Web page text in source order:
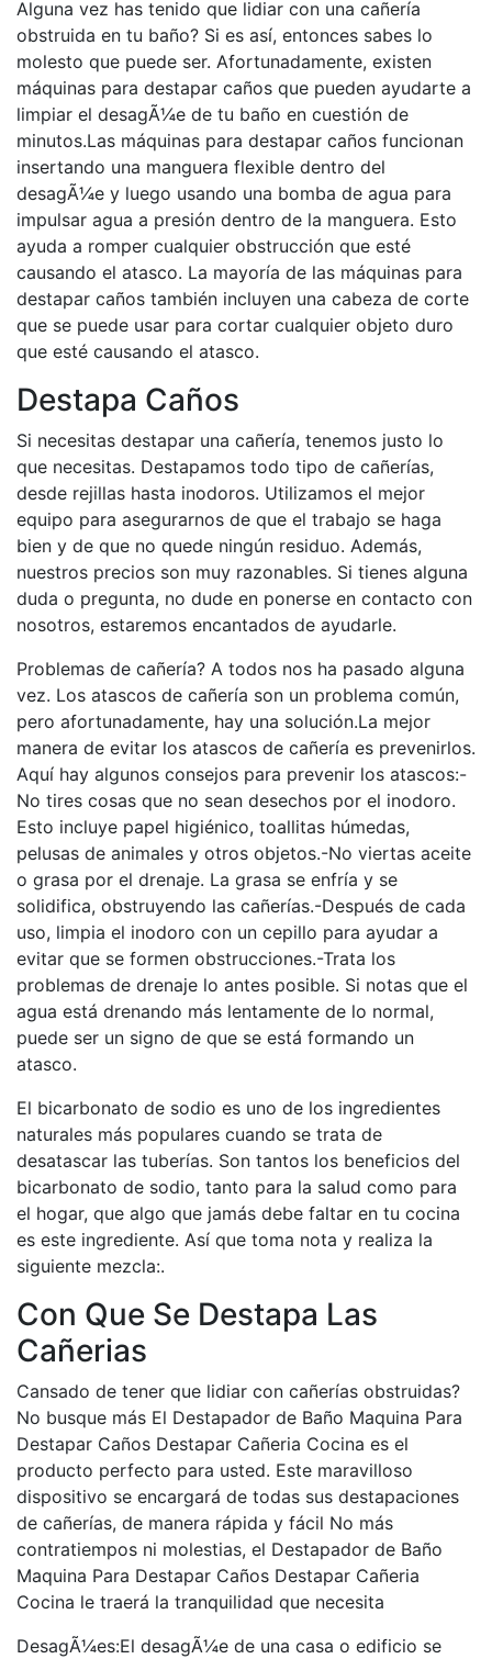
Alguna vez has tenido que lidiar con una cañería
obstruida en tu baño? Si es así, entonces sabes lo
molesto que puede ser. Afortunadamente, existen
máquinas para destapar caños que pueden ayudarte a
limpiar el desagÃ¼e de tu baño en cuestión de
minutos.Las máquinas para destapar caños funcionan
insertando una manguera flexible dentro del
desagÃ¼e y luego usando una bomba de agua para
impulsar agua a presión dentro de la manguera. Esto
ayuda a romper cualquier obstrucción que esté
causando el atasco. La mayoría de las máquinas para
destapar caños también incluyen una cabeza de corte
que se puede usar para cortar cualquier objeto duro
que esté causando el atasco.
Destapa Caños
Si necesitas destapar una cañería, tenemos justo lo
que necesitas. Destapamos todo tipo de cañerías,
desde rejillas hasta inodoros. Utilizamos el mejor
equipo para asegurarnos de que el trabajo se haga
bien y de que no quede ningún residuo. Además,
nuestros precios son muy razonables. Si tienes alguna
duda o pregunta, no dude en ponerse en contacto con
nosotros, estaremos encantados de ayudarle.
Problemas de cañería? A todos nos ha pasado alguna
vez. Los atascos de cañería son un problema común,
pero afortunadamente, hay una solución.La mejor
manera de evitar los atascos de cañería es prevenirlos.
Aquí hay algunos consejos para prevenir los atascos:-
No tires cosas que no sean desechos por el inodoro.
Esto incluye papel higiénico, toallitas húmedas,
pelusas de animales y otros objetos.-No viertas aceite
o grasa por el drenaje. La grasa se enfría y se
solidifica, obstruyendo las cañerías.-Después de cada
uso, limpia el inodoro con un cepillo para ayudar a
evitar que se formen obstrucciones.-Trata los
problemas de drenaje lo antes posible. Si notas que el
agua está drenando más lentamente de lo normal,
puede ser un signo de que se está formando un
atasco.
El bicarbonato de sodio es uno de los ingredientes
naturales más populares cuando se trata de
desatascar las tuberías. Son tantos los beneficios del
bicarbonato de sodio, tanto para la salud como para
el hogar, que algo que jamás debe faltar en tu cocina
es este ingrediente. Así que toma nota y realiza la
siguiente mezcla:.
Con Que Se Destapa Las
Cañerias
Cansado de tener que lidiar con cañerías obstruidas?
No busque más El Destapador de Baño Maquina Para
Destapar Caños Destapar Cañeria Cocina es el
producto perfecto para usted. Este maravilloso
dispositivo se encargará de todas sus destapaciones
de cañerías, de manera rápida y fácil No más
contratiempos ni molestias, el Destapador de Baño
Maquina Para Destapar Caños Destapar Cañeria
Cocina le traerá la tranquilidad que necesita
DesagÃ¼es:El desagÃ¼e de una casa o edificio se